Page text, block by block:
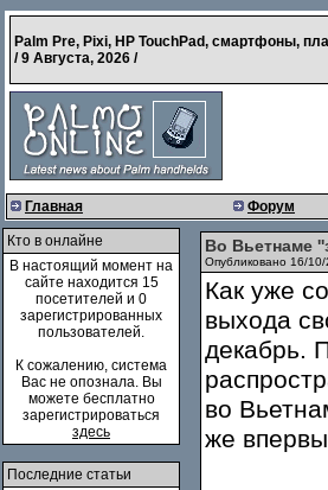
Palm Pre, Pixi, HP TouchPad, смартфоны,
/9 Августа, 2026 /
Главная Форум
Кто в онлайне
В настоящий момент на
сайте находится 15
посетителей и 0
зарегистрированных
пользователей.
К сожалению, система
Вас не опознала. Вы
можете бесплатно
зарегистрироваться
здесь
Последние статьи
Во Вьетнаме
Опубликовано 16/
Как уже
выхода
декабрь.
во
же